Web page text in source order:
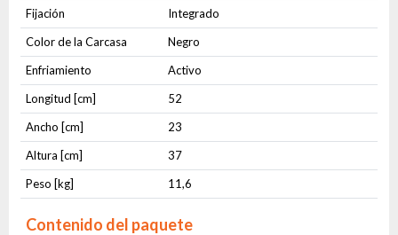
Fijación
Integrado
Color de la Carcasa
Negro
Enfriamiento
Activo
Longitud [cm]
52
Ancho [cm]
23
Altura [cm]
37
Peso [kg]
11,6
Contenido del paquete